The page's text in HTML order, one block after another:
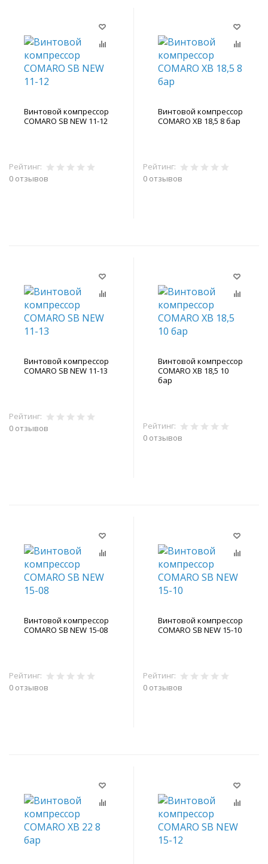
Винтовой компрессор
COMARO SB NEW 11-12
Рейтинг:
0 отзывов
Винтовой компрессор
COMARO XB 18,5 8 бар
Рейтинг:
0 отзывов
Винтовой компрессор
COMARO SB NEW 11-13
Рейтинг:
0 отзывов
Винтовой компрессор
COMARO XB 18,5 10
бар
Рейтинг:
0 отзывов
Винтовой компрессор
COMARO SB NEW 15-08
Рейтинг:
0 отзывов
Винтовой компрессор
COMARO SB NEW 15-10
Рейтинг:
0 отзывов